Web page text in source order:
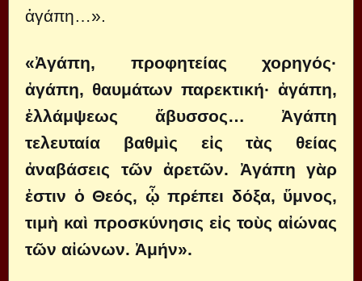
ἀγάπη…».
«Ἀγάπη, προφητείας χορηγός·
ἀγάπη, θαυμάτων παρεκτική· ἀγάπη,
ἐλλάμψεως ἄβυσσος… Ἀγάπη
τελευταία βαθμὶς εἰς τὰς θείας
ἀναβάσεις τῶν ἀρετῶν. Ἀγάπη γὰρ
ἐστιν ὁ Θεός, ᾧ πρέπει δόξα, ὕμνος,
τιμὴ καὶ προσκύνησις εἰς τοὺς αἰώνας
τῶν αἰώνων. Ἀμήν».